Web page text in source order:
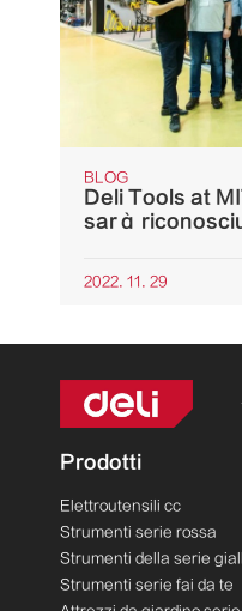
BLOG
Deli Tools at
sarà
2022. 11. 29
Prodotti
Elettroutensili cc
Strumenti serie rossa
Strumenti della serie
Strumenti serie fai da te